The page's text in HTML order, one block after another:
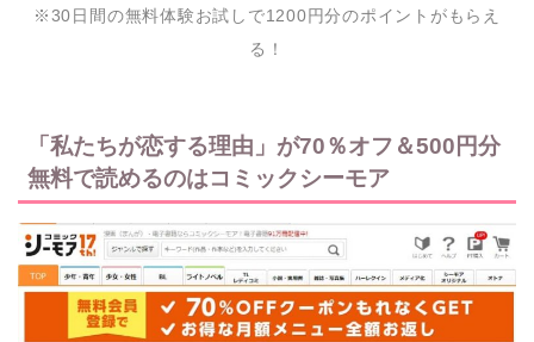
※30日間の無料体験お試しで1200円分のポイントがもらえ
る！
「私たちが恋する理由」が70％オフ＆500円分
無料で読めるのはコミックシーモア